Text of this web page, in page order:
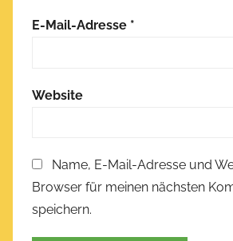
E-Mail-Adresse *
Website
Name, E-Mail-Adresse und
Browser für meinen nächsten
speichern.